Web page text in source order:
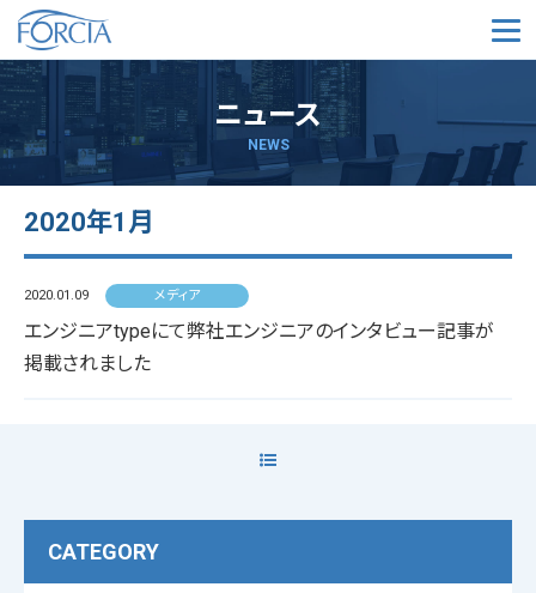
メ
ニュース
NEWS
2020年1月
2020.01.09 メディア
エンジニアtypeにて弊社エンジニアのインタビュー記事が
掲載されました
CATEGORY